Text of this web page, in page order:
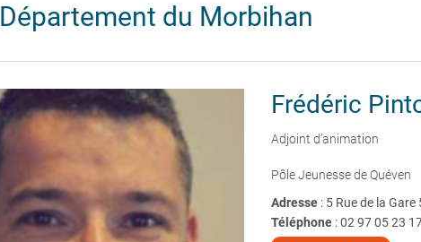
Département du Morbihan
Frédéric
Adjoint d’animation
Pôle Jeunesse de Quéven
Adresse : 5 Rue de la
Téléphone:02 97 05 23